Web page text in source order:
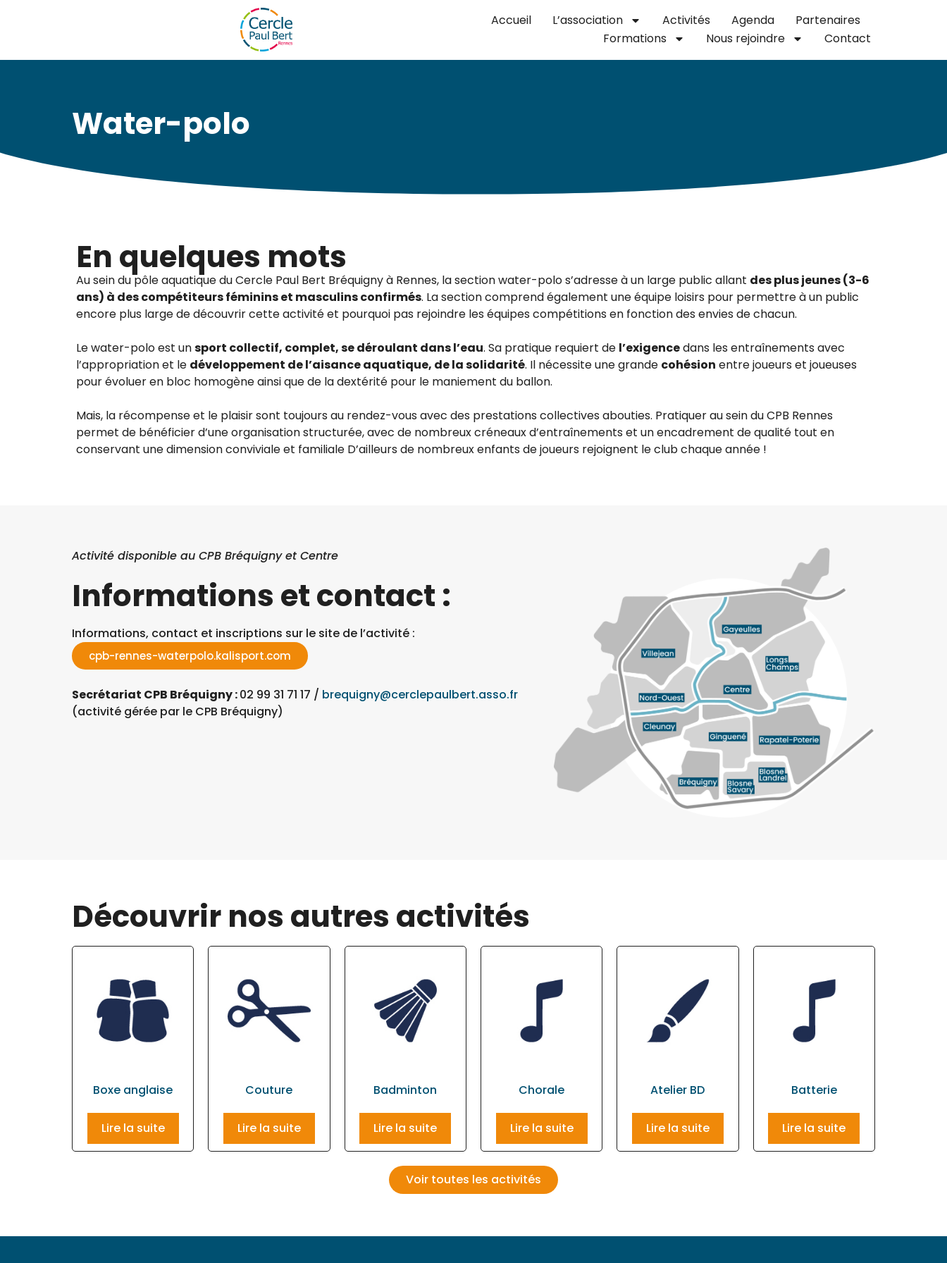
Accueil L’association Activités Agenda
Partenaires
Formations
Nous rejoindre Contact
Water-polo
En quelques mots
Au sein du pôle aquatique du Cercle Paul Bert Bréquigny à Rennes, la section water-polo s’adresse à un large public allant des plus jeunes (3-6
ans) à des compétiteurs féminins et masculins confirmés. La section comprend également une équipe loisirs pour permettre à un public
encore plus large de découvrir cette activité et pourquoi pas rejoindre les équipes compétitions en fonction des envies de chacun.
Le water-polo est unsport collectif, complet, se déroulant dans l’eau. Sa pratique requiert de l’exigencedans les entraînements avec
l’appropriation et le développement de l’aisance aquatique, de la solidarité. Il nécessite une grande cohésion entre joueurs et joueuses
pour évoluer en bloc homogène ainsi que de la dextérité pour le maniement du ballon.
Mais, la récompense et le plaisir sont toujours au rendez-vous avec des prestations collectives abouties. Pratiquer au sein du CPB Rennes
permet de bénéficier d’une organisation structurée, avec de nombreux créneaux d’entraînements et un encadrement de qualité tout en
conservant une dimension conviviale et familiale D’ailleurs de nombreux enfants de joueurs rejoignent le club chaque année !
Activité disponible au CPB Bréquigny et Centre
Informations et contact :
Informations, contact et inscriptions sur le site de l’activité :
cpb-rennes-waterpolo.kalisport.com
Secrétariat CPB Bréquigny :02 99 31 71 17 / brequigny@cerclepaulbert.asso.fr
(activité gérée par le CPB Bréquigny)
Découvrir nos autres activités
Boxe anglaise
Lire la suite
Couture
Lire la suite
Badminton
Lire la suite
Chorale
Lire la suite
Atelier BD
Lire la suite
Batterie
Lire la suite
Voir toutes les activités